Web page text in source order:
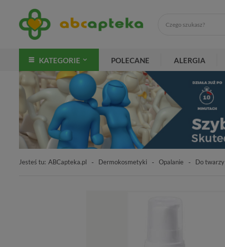
KATEGORIE POLECANE ALERGIA
Jesteś tu: ABCapteka.pl Dermokosmetyki Opalanie Do twarzy